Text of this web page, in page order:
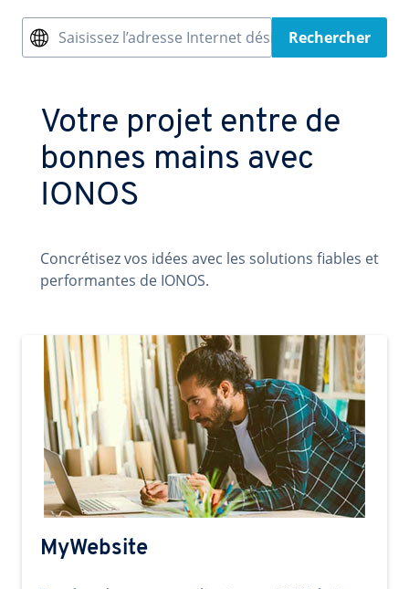
Saisissez l’adresse Internet désiréeRechercher
Votre projet entre de
bonnes mains avec
IONOS
Concrétisez vos idées avec les solutions fiables et
performantes de IONOS.
MyWebsite